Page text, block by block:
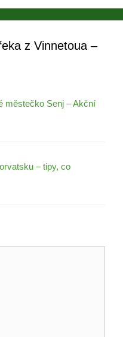
z Vinnetoua –
městečko Senj – Akční
– tipy, co